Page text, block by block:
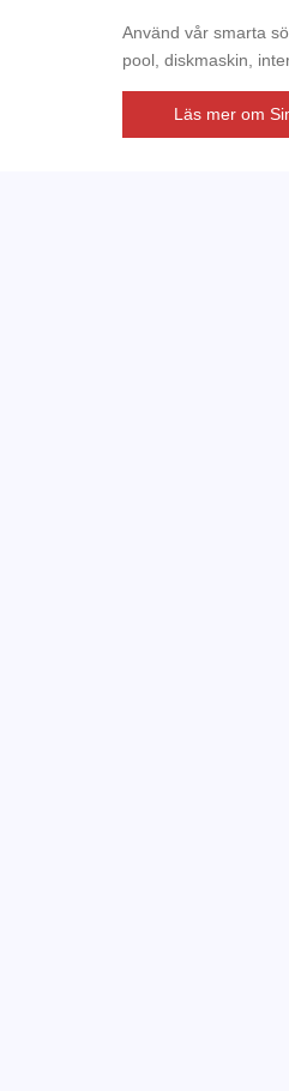
Använd vår smarta
pool, diskmaskin,
Läs mer om